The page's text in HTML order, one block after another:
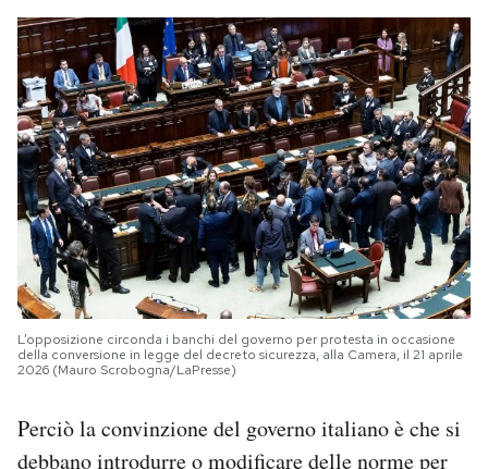
L’opposizione circonda i banchi del governo per protesta in occasione
della conversione in legge del decreto sicurezza, alla Camera, il 21 aprile
2026 (Mauro Scrobogna/LaPresse)
Perciò la convinzione del governo italiano è che si
debbano introdurre o modificare delle norme per